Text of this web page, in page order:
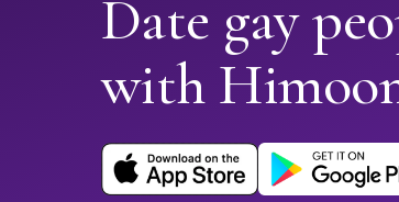
Date gay
with